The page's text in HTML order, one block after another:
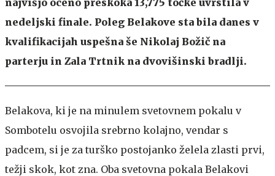
nedeljski finale. Poleg Belakove sta bila danes v
kvalifikacijah uspešna še Nikolaj Božič na
parterju in Zala Trtnik na dvovišinski bradlji.
Belakova, ki je na minulem svetovnem pokalu v
Sombotelu osvojila srebrno kolajno, vendar s
padcem, si je za turško postojanko želela zlasti prvi,
težji skok, kot zna. Oba svetovna pokala Belakovi